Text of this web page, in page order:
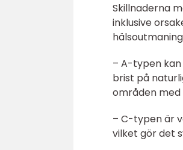
Skillnaderna
inklusive
– A-typen
brist på
områden med
– C-typen är
vilket gör det